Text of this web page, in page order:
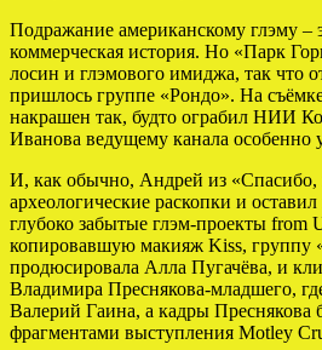
Подражание американскому глэму –
коммерческая история. Но «Парк
лосин и глэмового имиджа, так что
пришлось группе «Рондо». На
накрашен так, будто ограбил НИИ
Иванова ведущему канала особенно
И, как обычно, Андрей из
археологические раскопки и
глубоко забытые глэм-проекты from
копировавшую макияж Kiss, группу
продюсировала Алла Пугачёва, и
Владимира Преснякова-младшего,
Валерий Гаина, а кадры
фрагментами выступления Motley